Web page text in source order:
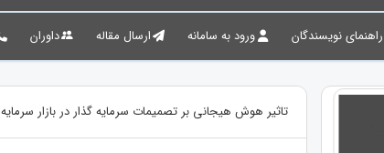
راهنمای نویسندگان ورود به سامانه ارسال مقاله داوران
تاثیر هوش هیجانی بر تصمیمات سرمایه گذار در بازار سرمایه